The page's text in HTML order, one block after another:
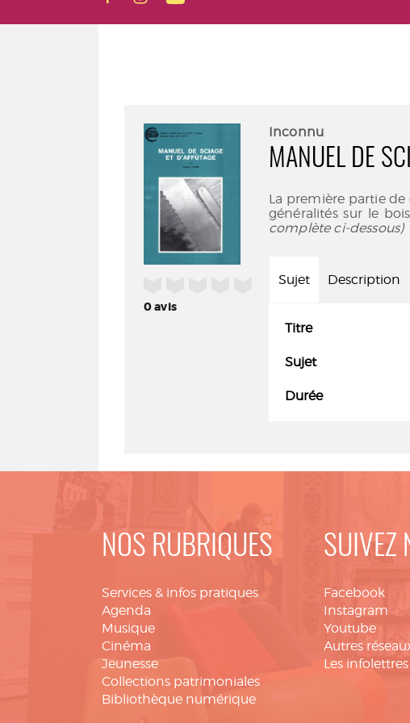
0avis
Inconnu
MANUEL DE
La première partie
généralités sur le
complète ci-dessous)
Sujet Description
Titre
Sujet
Durée
NOS RUBRIQUES
Services & infos pratiques
Agenda
Musique
Cinéma
Jeunesse
Collections patrimoniales
Bibliothèque numérique
SUIVEZ
Facebook
Instagram
Youtube
Autres
Les infolettres